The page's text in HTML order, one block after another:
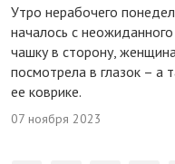
Утро нерабочего
началось с
чашку в сторону,
посмотрела в глазок – а
ее коврике.
07 ноября 2023